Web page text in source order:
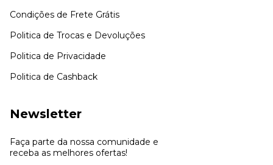
Condições de Frete Grátis
Politica de Trocas e Devoluções
Politica de Privacidade
Politica de Cashback
Newsletter
Faça parte da nossa comunidade e
receba as melhores ofertas!